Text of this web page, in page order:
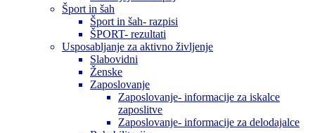
Šport in šah
Šport in šah- razpisi
ŠPORT- rezultati
Usposabljanje za aktivno življenje
Slabovidni
Ženske
Zaposlovanje
Zaposlovanje- informacije za iskalce
zaposlitve
Zaposlovanje- informacije za delodajalce